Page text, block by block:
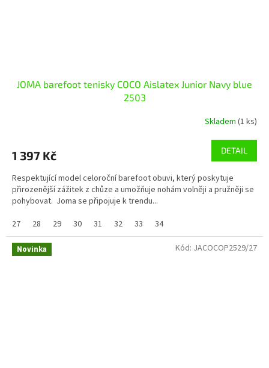
JOMA barefoot tenisky COCO Aislatex Junior Navy blue
2503
Skladem (1 ks)
1 397 Kč DETAIL
Respektující model celoroční barefoot obuvi, který poskytuje
přirozenější zážitek z chůze a umožňuje nohám volněji a pružněji se
pohybovat. Joma se připojuje k trendu...
27
28 29 30 31 32 33 34
Novinka Kód: JACOCOP2529/27